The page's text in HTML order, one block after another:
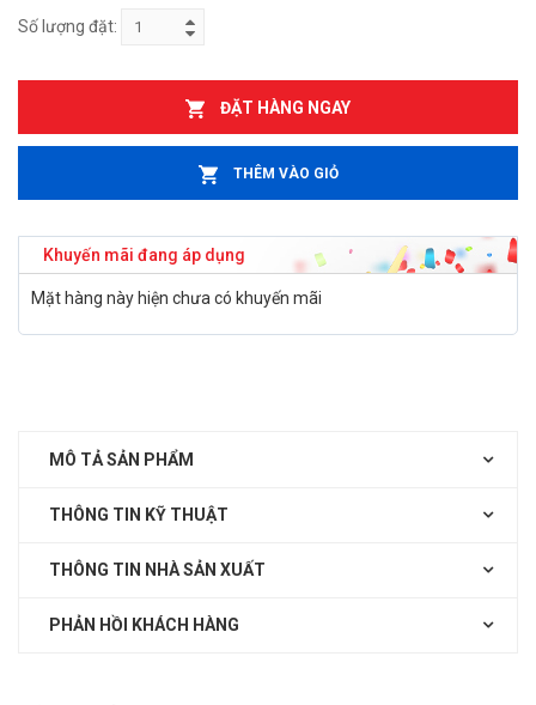
Số lượng đặt:
ĐẶT HÀNG NGAY
THÊM VÀO GIỎ
Khuyến mãi đang áp dụng
Mặt hàng này hiện chưa có khuyến mãi
MÔ TẢ SẢN PHẨM
THÔNG TIN KỸ THUẬT
THÔNG TIN NHÀ SẢN XUẤT
PHẢN HỒI KHÁCH HÀNG